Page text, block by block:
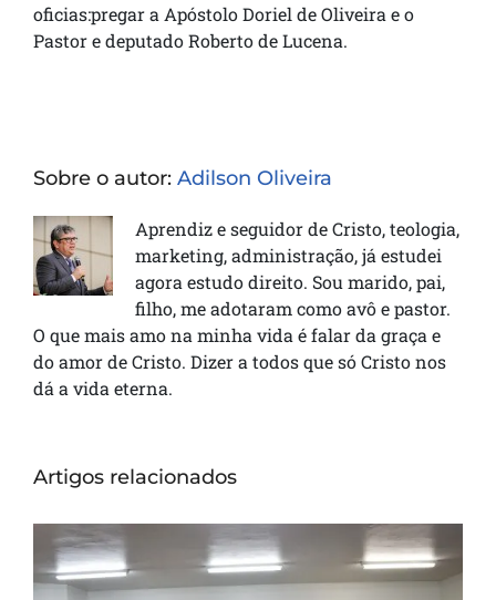
oficias:pregar a Apóstolo Doriel de Oliveira e o
Pastor e deputado Roberto de Lucena.
Sobre o autor: Adilson Oliveira
Aprendiz e seguidor de Cristo, teologia,
marketing, administração, já estudei
agora estudo direito. Sou marido, pai,
filho, me adotaram como avô e pastor.
O que mais amo na minha vida é falar da graça e
do amor de Cristo. Dizer a todos que só Cristo nos
dá a vida eterna.
Artigos relacionados